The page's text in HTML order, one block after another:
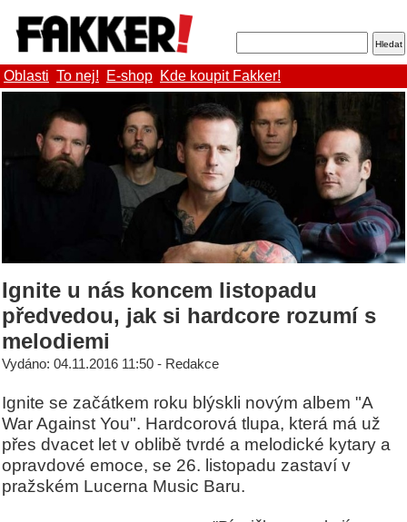
Oblasti To nej! E-shop Kde koupit Fakker!
Ignite u nás koncem listopadu
předvedou, jak si hardcore rozumí s
melodiemi
Vydáno: 04.11.2016 11:50 - Redakce
Ignite se začátkem roku blýskli novým albem "A
War Against You". Hardcorová tlupa, která má už
přes dvacet let v oblibě tvrdé a melodické kytary a
opravdové emoce, se 26. listopadu zastaví v
pražském Lucerna Music Baru.